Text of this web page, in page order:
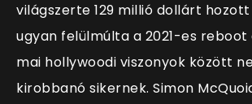
világszerte 129 millió dollárt
ugyan felülmúlta a 2021-es
mai hollywoodi viszonyok között
kirobbanó sikernek. Simon